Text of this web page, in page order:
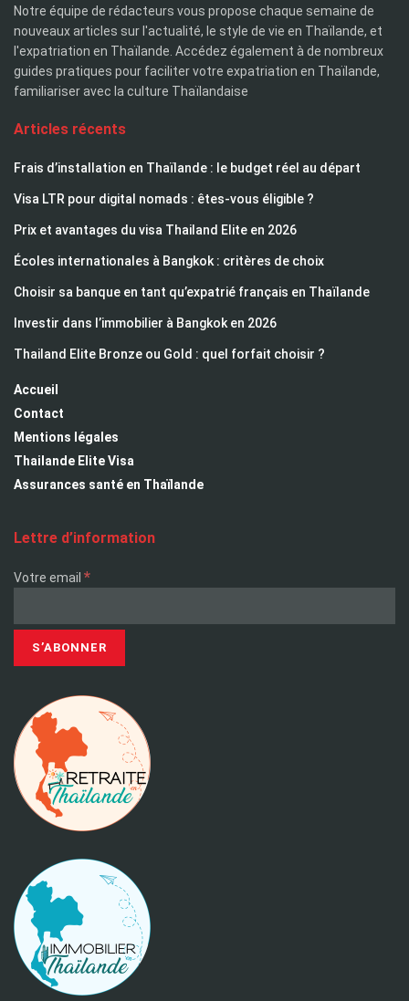
Notre équipe de rédacteurs vous propose chaque semaine de
nouveaux articles sur l'actualité, le style de vie en Thaïlande, et
l'expatriation en Thaïlande. Accédez également à de nombreux
guides pratiques pour faciliter votre expatriation en Thaïlande,
familiariser avec la culture Thaïlandaise
Articles récents
Frais d’installation en Thaïlande : le budget réel au départ
Visa LTR pour digital nomads : êtes-vous éligible ?
Prix et avantages du visa Thailand Elite en 2026
Écoles internationales à Bangkok : critères de choix
Choisir sa banque en tant qu’expatrié français en Thaïlande
Investir dans l’immobilier à Bangkok en 2026
Thailand Elite Bronze ou Gold : quel forfait choisir ?
Accueil
Contact
Mentions légales
Thailande Elite Visa
Assurances santé en Thaïlande
Lettre d’information
Votre email *